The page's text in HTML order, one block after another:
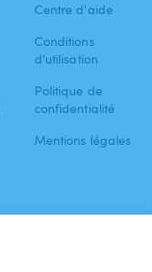
Centre d'aide
Conditions
d'utilisation
Politique de
confidentialité
Mentions légales